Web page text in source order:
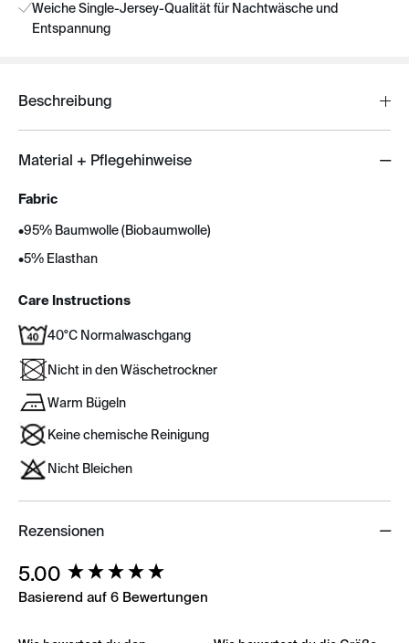
Weiche Single-Jersey-Qualität für Nachtwäsche und
Entspannung
Beschreibung
Material + Pflegehinweise
Fabric
•95% Baumwolle (Biobaumwolle)
•5% Elasthan
Care Instructions
40°C Normalwaschgang
Nicht in den Wäschetrockner
Warm Bügeln
Keine chemische Reinigung
Nicht Bleichen
Rezensionen
5.00
Basierend auf 6 Bewertungen
New content loaded